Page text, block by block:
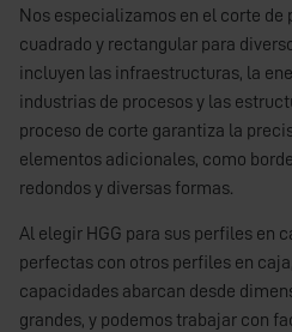
Nos especializamos en el corte de
cuadrado y rectangular para
incluyen las infraestructuras, la
industrias de procesos y las
proceso de corte garantiza la
elementos adicionales, como
redondos y diversas formas.
Al elegir HGG para sus perfiles en
perfectas con otros perfiles en
capacidades abarcan desde
grandes, y podemos trabajar con